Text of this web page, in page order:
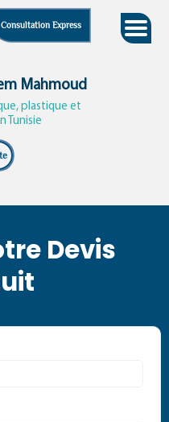
Consultation Express
Mahmoud
plastique et
Tunisie
Devis